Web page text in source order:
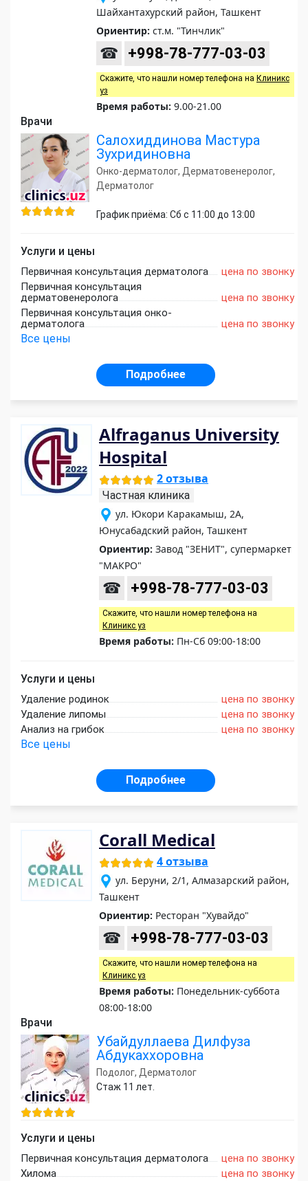
Шайхантахурский район, Ташкент
Ориентир: ст.м. "Тинчлик"
☎ +998-78-777-03-03
Скажите, что нашли номер телефона на Клиникс
уз
Время работы: 9.00-21.00
Врачи
Салохиддинова Мастура
Зухридиновна
Онко-дерматолог, Дерматовенеролог,
Дерматолог
График приёма: Сб с 11:00 до 13:00
Услуги и цены
Первичная консультация дерматолога
цена по звонку
Первичная консультация
дерматовенеролога
цена по звонку
Первичная консультация онко-
дерматолога
цена по звонку
Все цены
Подробнее
Alfraganus University
Hospital
2 отзыва
Частная клиника
ул. Юкори Каракамыш, 2А,
Юнусабадский район, Ташкент
Ориентир: Завод "ЗЕНИТ", супермаркет
"МАКРО"
☎ +998-78-777-03-03
Скажите, что нашли номер телефона на
Клиникс уз
Время работы: Пн-Сб 09:00-18:00
Услуги и цены
Удаление родинок
цена по звонку
Удаление липомы
цена по звонку
Анализ на грибок
цена по звонку
Все цены
Подробнее
Corall Medical
4 отзыва
ул. Беруни, 2/1, Алмазарский район,
Ташкент
Ориентир: Ресторан "Хувайдо"
☎ +998-78-777-03-03
Скажите, что нашли номер телефона на
Клиникс уз
Время работы: Понедельник-суббота
08:00-18:00
Врачи
Убайдуллаева Дилфуза
Абдукаххоровна
Подолог, Дерматолог
Стаж 11 лет.
Услуги и цены
Первичная консультация дерматолога
цена по звонку
Хилома
цена по звонку